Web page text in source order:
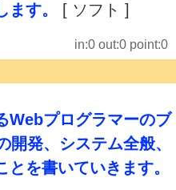
す。
[ ソフト ]
in:0 out:0 point:0
Webプログラマーのブ
開発、システム全般、
を書いていきます。